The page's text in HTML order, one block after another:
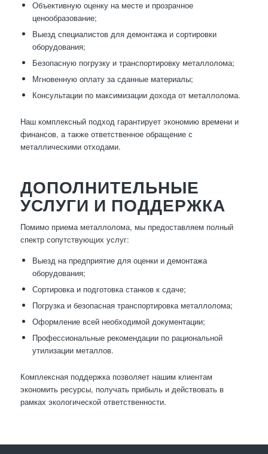
Объективную оценку на месте и прозрачное
ценообразование;
Выезд специалистов для демонтажа и сортировки
оборудования;
Безопасную погрузку и транспортировку металлолома;
Мгновенную оплату за сданные материалы;
Консультации по максимизации дохода от металлолома.
Наш комплексный подход гарантирует экономию времени и
финансов, а также ответственное обращение с
металлическими отходами.
ДОПОЛНИТЕЛЬНЫЕ
УСЛУГИ И ПОДДЕРЖКА
Помимо приема металлолома, мы предоставляем полный
спектр сопутствующих услуг:
Выезд на предприятие для оценки и демонтажа
оборудования;
Сортировка и подготовка станков к сдаче;
Погрузка и безопасная транспортировка металлолома;
Оформление всей необходимой документации;
Профессиональные рекомендации по рациональной
утилизации металлов.
Комплексная поддержка позволяет нашим клиентам
экономить ресурсы, получать прибыль и действовать в
рамках экологической ответственности.